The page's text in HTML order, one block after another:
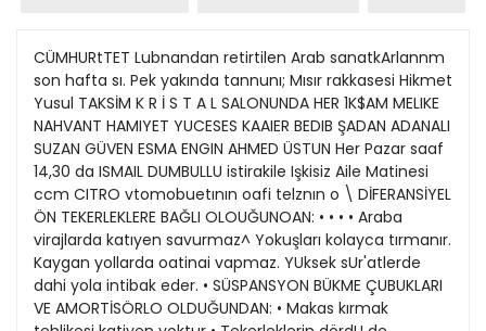
Evleniyoruz
Güney Dogu
Kitap Eki
Özel Ekler
Özel Okullar
Sevgililer Günü
Siyaset Eki
1990
1989
1988
1987
1986
1985
28
29
30
31
CÜMHURtTET Lubnandan retirtilen Arab sanatkArlannm
son hafta sı. Pek yakında tannunı; Mısır rakkasesi Hikmet
Yusul TAKSİM K R İ S T A L SALONUNDA HER 1K$AM MELIKE
NAHVANT HAMIYET YUCESES KAAIER BEDIB ŞADAN ADANALI
SUZAN GÜVEN ESMA ENGIN AHMED ÜSTUN Her Pazar saaf
14,30 da ISMAIL DUMBULLU istirakile Işkisiz Aile Matinesi
ccm CITRO vtomobuetının oafi telznın o \ DİFERANSİYEL
ÖN TEKERLEKLERE BAĞLI OLOUĞUNOAN: • • • • Araba
virajlarda katıyen savurmaz^ Yokuşları kolayca tırmanır.
Kaygan yollarda oatinai vapmaz. YUksek sUr'atlerde
dahi yola intibak eder. • SÜSPANSYON BÜKME ÇUBUKLARI
VE AMORTİSÖRLO OLDUĞUNDAN: • Makas kırmak